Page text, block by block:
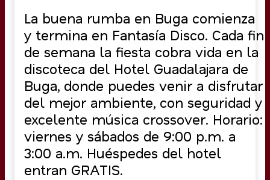
La buena rumba en Buga comienza
y termina en Fantasía Disco. Cada fin
de semana la fiesta cobra vida en la
discoteca del Hotel Guadalajara de
Buga, donde puedes venir a disfrutar
del mejor ambiente, con seguridad y
excelente música crossover. Horario:
viernes y sábados de 9:00 p.m. a
3:00 a.m. Huéspedes del hotel
entran GRATIS.